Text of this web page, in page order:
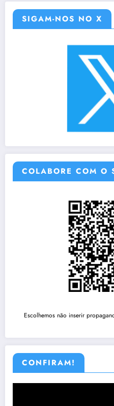
SIGAM-NOS NO X
COLABORE COM O
Escolhemos não inserir
CONFIRAM!